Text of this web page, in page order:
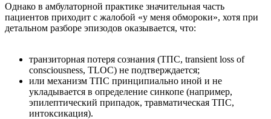
Однако в амбулаторной практике значительная часть
пациентов приходит с жалобой «у меня обмороки», хотя при
детальном разборе эпизодов оказывается, что:
транзиторная потеря сознания (ТПС, transient loss of
consciousness, TLOC) не подтверждается;
или механизм ТПС принципиально иной и не
укладывается в определение синкопе (например,
эпилептический припадок, травматическая ТПС,
интоксикация).